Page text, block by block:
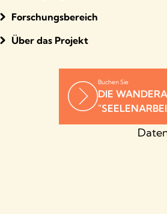
Forschungsbereich
Über das Projekt
Buchen Sie
DIE